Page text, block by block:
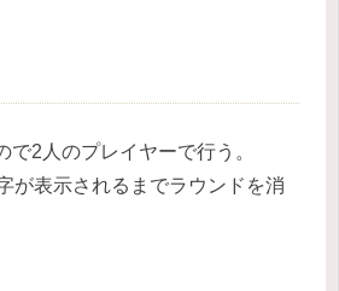
で2人のプレイヤーで行う。
が表示されるまでラウンドを消